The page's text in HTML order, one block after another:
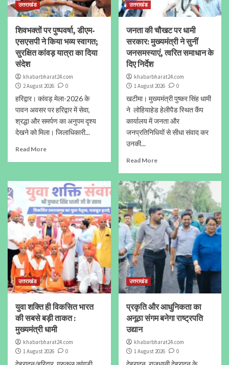
उत्तराखंड
शिवभक्तों पर पुष्पवर्षा, डीएम-
एसएसपी ने किया भव्य स्वागत;
सुरक्षित कांवड़ यात्रा का दिया
संदेश
khabarbharat24.com
2 August 2026
0
हरिद्वार। कांवड़ मेला-2026 के
पावन अवसर पर हरिद्वार में सेवा,
श्रद्धा और समर्पण का अनुपम दृश्य
देखने को मिला। जिलाधिकारी...
Read More
उत्तराखंड
जनता की चौखट पर धामी
सरकार: मुख्यमंत्री ने सुनीं
जनसमस्याएं, त्वरित समाधान के
दिए निर्देश
khabarbharat24.com
1 August 2026
0
खटीमा। मुख्यमंत्री पुष्कर सिंह धामी
ने लोहियाहेड हेलीपैड स्थित कैंप
कार्यालय में जनता और
जनप्रतिनिधियों से सीधा संवाद कर
उनकी...
Read More
उत्तराखंड
युवा शक्ति ही विकसित भारत
की सबसे बड़ी ताकत :
मुख्यमंत्री धामी
khabarbharat24.com
1 August 2026
0
उत्तराखंड
प्रकृति और आधुनिकता का
अनूठा संगम बनेगा राष्ट्रपति
उद्यान
khabarbharat24.com
1 August 2026
0